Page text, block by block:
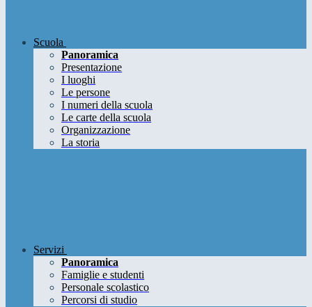
Scuola
Panoramica
Presentazione
I luoghi
Le persone
I numeri della scuola
Le carte della scuola
Organizzazione
La storia
Servizi
Panoramica
Famiglie e studenti
Personale scolastico
Percorsi di studio